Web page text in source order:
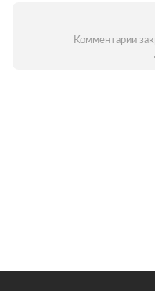
Комментарии